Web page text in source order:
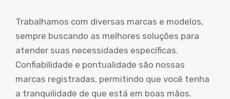
Trabalhamos com diversas marcas e modelos,
sempre buscando as melhores soluções para
atender suas necessidades específicas.
Confiabilidade e pontualidade são nossas
marcas registradas, permitindo que você tenha
a tranquilidade de que está em boas mãos.